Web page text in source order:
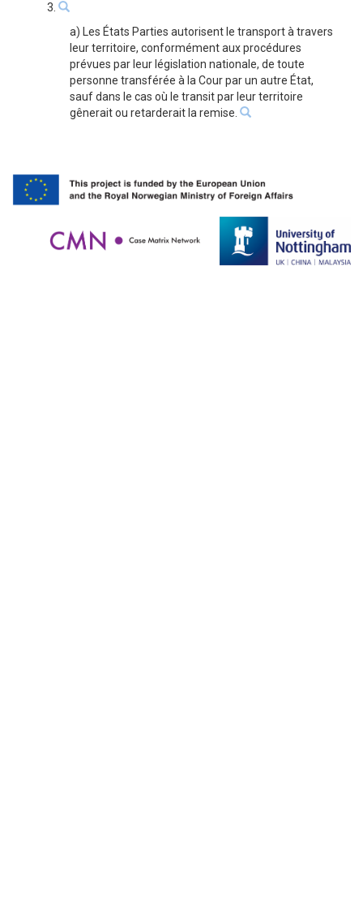
3.
a) Les États Parties autorisent le transport à travers
leur territoire, conformément aux procédures
prévues par leur législation nationale, de toute
personne transférée à la Cour par un autre État,
sauf dans le cas où le transit par leur territoire
gênerait ou retarderait la remise.